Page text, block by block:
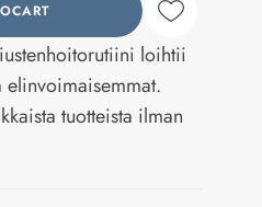
loihtii
elinvoimaisemmat.
tuotteista ilman